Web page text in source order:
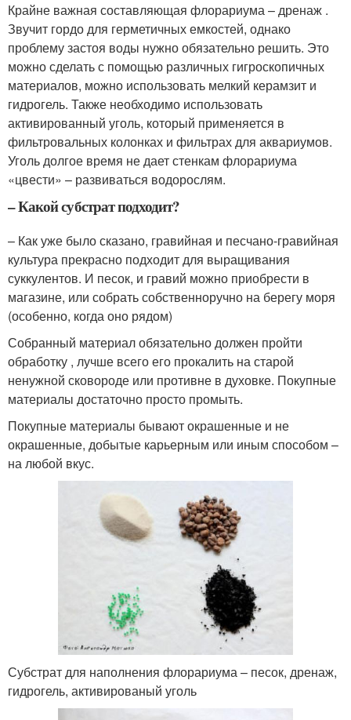
Крайне важная составляющая флорариума – дренаж .
Звучит гордо для герметичных емкостей, однако
проблему застоя воды нужно обязательно решить. Это
можно сделать с помощью различных гигроскопичных
материалов, можно использовать мелкий керамзит и
гидрогель. Также необходимо использовать
активированный уголь, который применяется в
фильтровальных колонках и фильтрах для аквариумов.
Уголь долгое время не дает стенкам флорариума
«цвести» – развиваться водорослям.
– Какой субстрат подходит?
– Как уже было сказано, гравийная и песчано-гравийная
культура прекрасно подходит для выращивания
суккулентов. И песок, и гравий можно приобрести в
магазине, или собрать собственноручно на берегу моря
(особенно, когда оно рядом)
Собранный материал обязательно должен пройти
обработку , лучше всего его прокалить на старой
ненужной сковороде или противне в духовке. Покупные
материалы достаточно просто промыть.
Покупные материалы бывают окрашенные и не
окрашенные, добытые карьерным или иным способом –
на любой вкус.
Субстрат для наполнения флорариума – песок, дренаж,
гидрогель, активированый уголь